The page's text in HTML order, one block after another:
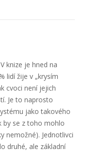
knize je hned na
lidí žije v „krysím
cvoci není jejich
Je to naprosto
jako takového
by se z toho mohlo
nemožné). Jednotlivci
druhé, ale základní